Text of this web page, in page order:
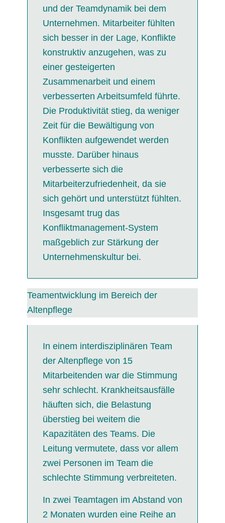
und der Teamdynamik bei dem
Unternehmen. Mitarbeiter fühlten
sich besser in der Lage, Konflikte
konstruktiv anzugehen, was zu
einer gesteigerten
Zusammenarbeit und einem
verbesserten Arbeitsumfeld führte.
Die Produktivität stieg, da weniger
Zeit für die Bewältigung von
Konflikten aufgewendet werden
musste. Darüber hinaus
verbesserte sich die
Mitarbeiterzufriedenheit, da sie
sich gehört und unterstützt fühlten.
Insgesamt trug das
Konfliktmanagement-System
maßgeblich zur Stärkung der
Unternehmenskultur bei.
Teamentwicklung im Bereich der
Altenpflege
In einem interdisziplinären Team
der Altenpflege von 15
Mitarbeitenden war die Stimmung
sehr schlecht. Krankheitsausfälle
häuften sich, die Belastung
überstieg bei weitem die
Kapazitäten des Teams. Die
Leitung vermutete, dass vor allem
zwei Personen im Team die
schlechte Stimmung verbreiteten.
In zwei Teamtagen im Abstand von
2 Monaten wurden eine Reihe an